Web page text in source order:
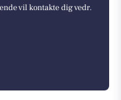
vil kontakte dig vedr.